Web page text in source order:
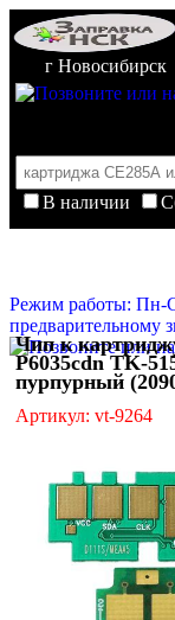
г Новосибирск
В наличии
Режим работы: Пн-
предварительному
Чип к
P6035cdn TK-
пурпурный
Артикул: vt-9264